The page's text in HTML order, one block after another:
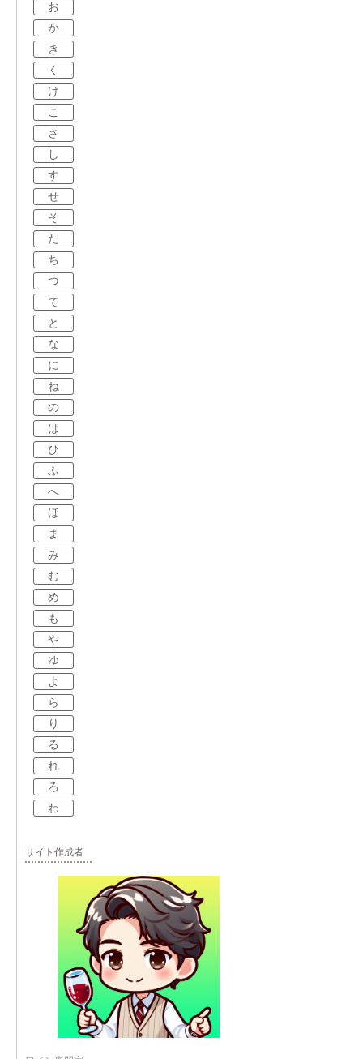
お
か
き
く
け
こ
さ
し
す
せ
そ
た
ち
つ
て
と
な
に
ね
の
は
ひ
ふ
へ
ほ
ま
み
む
め
も
や
ゆ
よ
ら
り
る
れ
ろ
わ
サイト作成者